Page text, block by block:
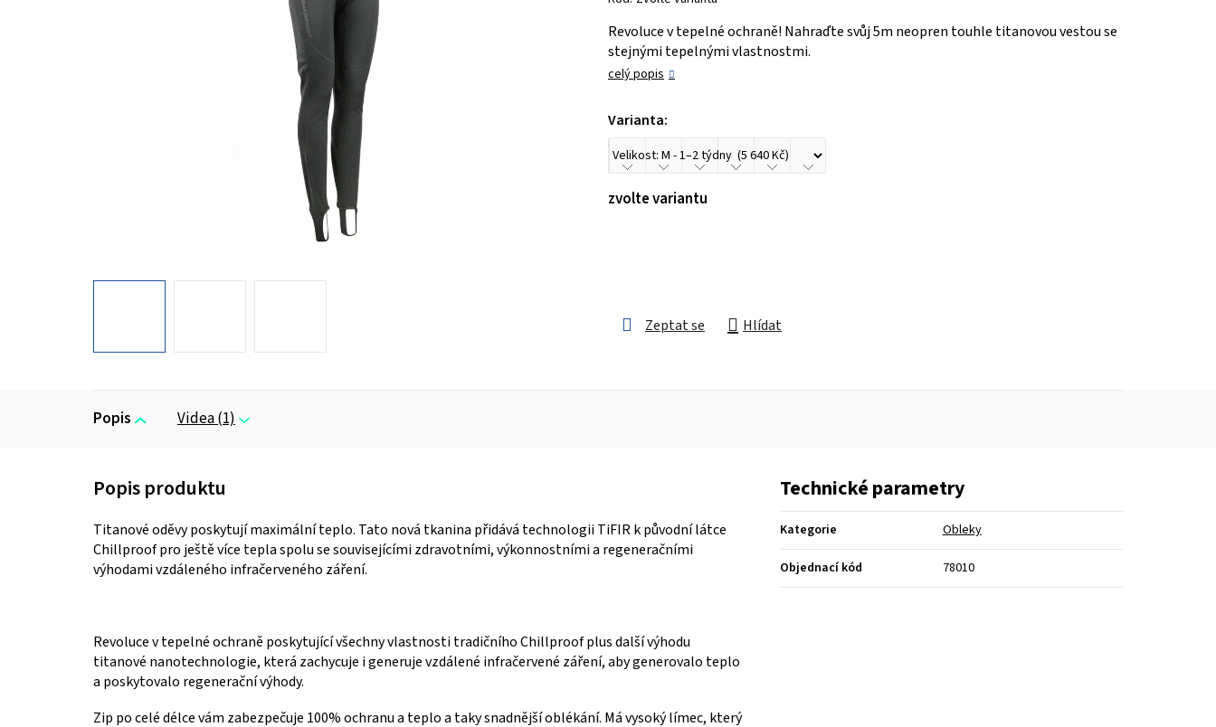
0,0
z 5
hvězdiček.
Revoluce v tepelné ochraně! Nahraďte svůj 5m neopren touhle titanovou vestou se
stejnými tepelnými vlastnostmi.
celý popis
Varianta:
zvolte variantu
Zeptat se Hlídat
Popis Videa (1)
Titanové oděvy poskytují maximální teplo. Tato nová tkanina přidává technologii TiFIR k původní látce
Chillproof pro ještě více tepla spolu se souvisejícími zdravotními, výkonnostními a regeneračními
výhodami vzdáleného infračerveného záření.
Revoluce v tepelné ochraně poskytující všechny vlastnosti tradičního Chillproof plus další výhodu
titanové nanotechnologie, která zachycuje i generuje vzdálené infračervené záření, aby generovalo teplo
a poskytovalo regenerační výhody.
Zip po celé délce vám zabezpečuje 100% ochranu a teplo a taky snadnější oblékání. Má vysoký límec, který
Technické parametry
Kategorie Obleky
Objednací kód 78010